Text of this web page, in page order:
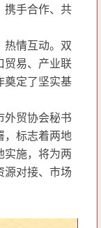
携手合作、共
热情互动。双
贸易、产业联
奠定了坚实基
外贸协会秘书
，标志着两地
实施，将为两
源对接、市场